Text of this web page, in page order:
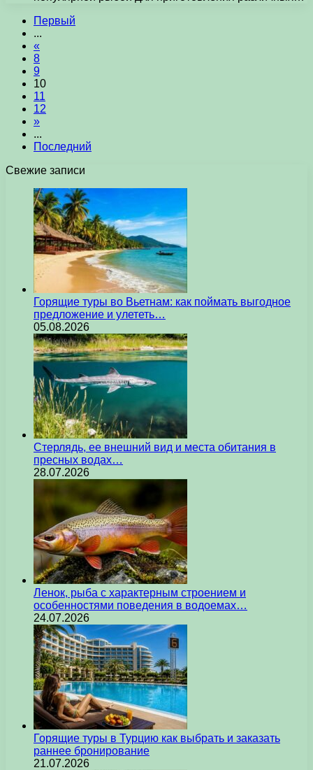
Первый
...
«
8
9
10
11
12
»
...
Последний
Свежие записи
Горящие туры во Вьетнам: как поймать выгодное
предложение и улететь…
05.08.2026
Стерлядь, ее внешний вид и места обитания в
пресных водах…
28.07.2026
Ленок, рыба с характерным строением и
особенностями поведения в водоемах…
24.07.2026
Горящие туры в Турцию как выбрать и заказать
раннее бронирование
21.07.2026